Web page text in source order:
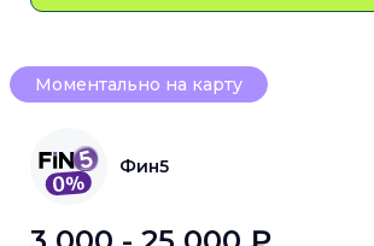
Моментально на карту
Фин5